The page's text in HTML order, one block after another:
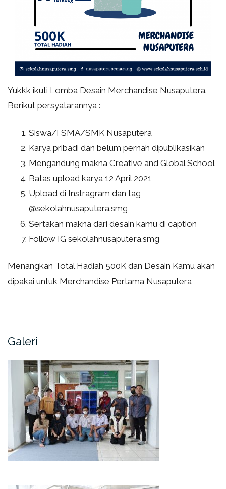
Yukkk ikuti Lomba Desain Merchandise Nusaputera.
Berikut persyatarannya :
Siswa/I SMA/SMK Nusaputera
Karya pribadi dan belum pernah dipublikasikan
Mengandung makna Creative and Global School
Batas upload karya 12 April 2021
Upload di Instragram dan tag
@sekolahnusaputera.smg
Sertakan makna dari desain kamu di caption
Follow IG sekolahnusaputera.smg
Menangkan Total Hadiah 500K dan Desain Kamu akan
dipakai untuk Merchandise Pertama Nusaputera
Galeri